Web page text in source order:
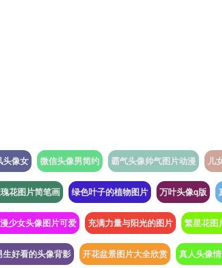
头像女 微信头像男简约 霸气头像帅气图片动漫 儿
花图片简笔画 绿色叶子的植物图片 万叶头像q版
少女头像图片可爱 充满力量与阳光的图片 繁星花图
生好看的头像背影 开花盆景图片大全欣赏 真人头像